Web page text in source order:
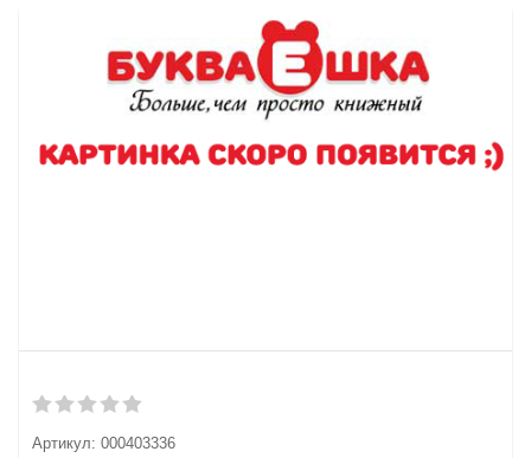
Артикул: 000403336